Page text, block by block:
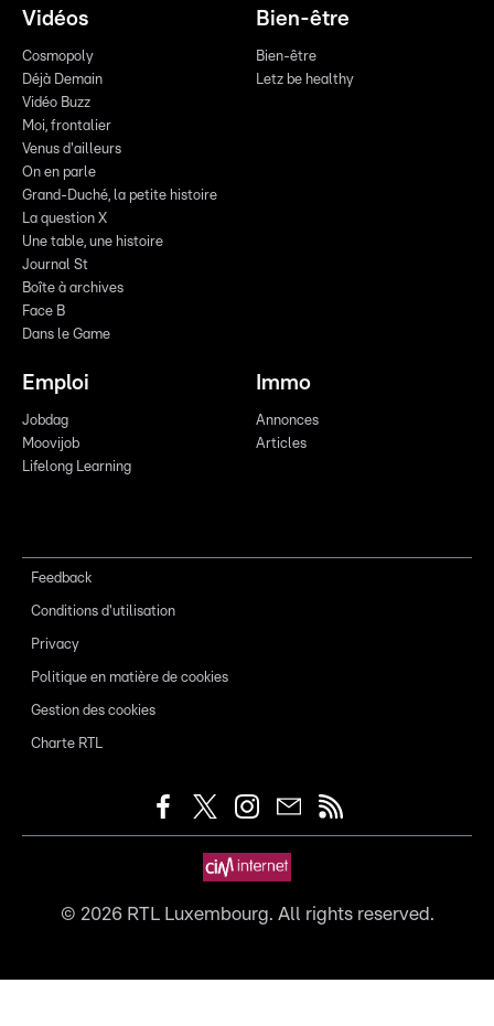
Vidéos
Cosmopoly
Déjà Demain
Vidéo Buzz
Moi, frontalier
Venus d'ailleurs
On en parle
Grand-Duché, la petite histoire
La question X
Une table, une histoire
Journal St
Boîte à archives
Face B
Dans le Game
Bien-être
Bien-être
Letz be healthy
Emploi
Jobdag
Moovijob
Lifelong Learning
Immo
Annonces
Articles
Feedback
Conditions d'utilisation
Privacy
Politique en matière de cookies
Gestion des cookies
Charte RTL
© 2026RTL Luxembourg. All rights reserved.